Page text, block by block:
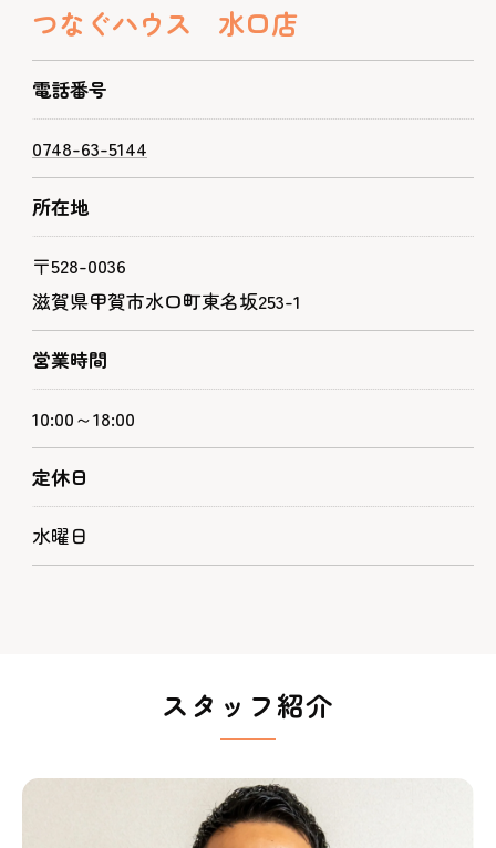
つなぐハウス 水口店
電話番号
0748-63-5144
所在地
〒528-0036
滋賀県甲賀市水口町東名坂253-1
営業時間
10:00～18:00
定休日
水曜日
スタッフ紹介